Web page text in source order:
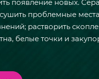
появление новых.
проблемные
растворить
белые точки и